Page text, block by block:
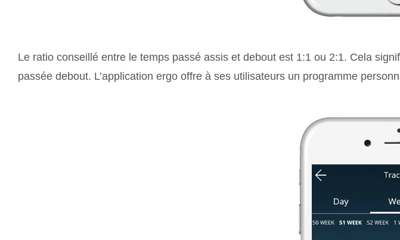
Le ratio conseillé entre le temps passé assis et debout est 1:1 ou 2:1. Cela
passée debout. L’application ergo offre à ses utilisateurs un programme